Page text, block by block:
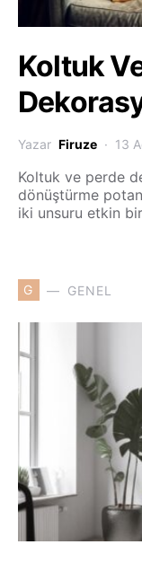
Koltuk
Yazar Firuze 13
Koltuk ve perde
dönüştürme
iki unsuru etkin
G GENEL